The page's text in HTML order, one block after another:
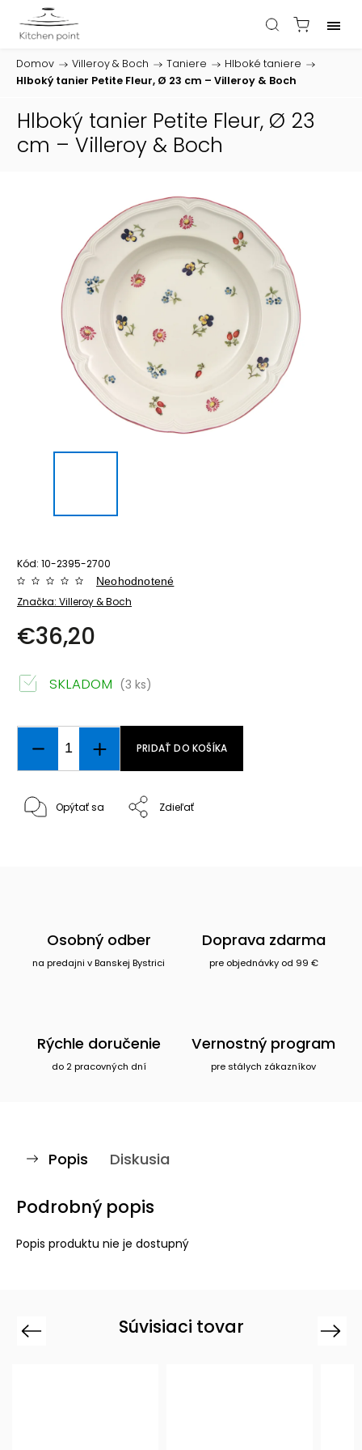
Domov / Villeroy & Boch / Taniere / Hlboké taniere /
Hlboký tanier Petite Fleur, Ø 23 cm – Villeroy & Boch
Hlboký tanier Petite Fleur, Ø 23
cm – Villeroy & Boch
Kód: 10-2395-2700
Značka: Villeroy & Boch
Neohodnotené
€36,20
SKLADOM (3 ks)
PRIDAŤ DO KOŠÍKA
Opýtať sa Zdieľať
Osobný odber
na predajni v Banskej Bystrici
Doprava zdarma
pre objednávky od 99 €
Rýchle doručenie
do 2 pracovných dní
Vernostný program
pre stálych zákazníkov
Popis Diskusia
Podrobný popis
Popis produktu nie je dostupný
Súvisiaci tovar
Previous Next